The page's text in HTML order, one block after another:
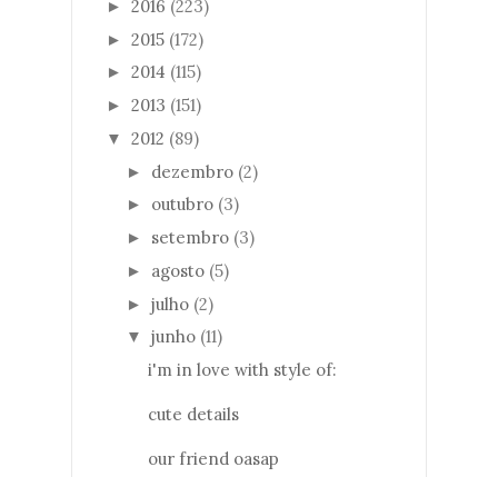
► 2016 (223)
► 2015 (172)
► 2014 (115)
► 2013 (151)
▼ 2012 (89)
► dezembro (2)
► outubro (3)
► setembro (3)
► agosto (5)
► julho (2)
▼ junho (11)
i'm in love with style of:
cute details
our friend oasap